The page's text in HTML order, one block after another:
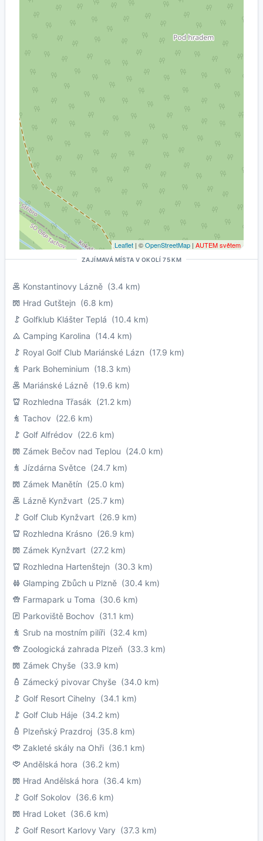
Leaflet | ©OpenStreetMap | AUTEM světem
ZAJÍMAVÁ MÍSTA V OKOLÍ 75 KM
Konstantinovy Lázně (3.4 km)
Hrad Gutštejn (6.8 km)
Golfklub Klášter Teplá (10.4 km)
Camping Karolina (14.4 km)
Royal Golf Club Mariánské Lázn (17.9 km)
Park Boheminium (18.3 km)
Mariánské Lázně (19.6 km)
Rozhledna Třasák (21.2 km)
Tachov (22.6 km)
Golf Alfrédov (22.6 km)
Zámek Bečov nad Teplou (24.0 km)
Jízdárna Světce (24.7 km)
Zámek Manětín (25.0 km)
Lázně Kynžvart (25.7 km)
Golf Club Kynžvart (26.9 km)
Rozhledna Krásno (26.9 km)
Zámek Kynžvart (27.2 km)
Rozhledna Hartenštejn (30.3 km)
Glamping Zbůch u Plzně (30.4 km)
Farmapark u Toma (30.6 km)
Parkoviště Bochov (31.1 km)
Srub na mostním pilíři (32.4 km)
Zoologická zahrada Plzeň (33.3 km)
Zámek Chyše (33.9 km)
Zámecký pivovar Chyše (34.0 km)
Golf Resort Cihelny (34.1 km)
Golf Club Háje (34.2 km)
Plzeňský Prazdroj (35.8 km)
Zakleté skály na Ohři (36.1 km)
Andělská hora (36.2 km)
Hrad Andělská hora (36.4 km)
Golf Sokolov (36.6 km)
Hrad Loket (36.6 km)
Golf Resort Karlovy Vary (37.3 km)